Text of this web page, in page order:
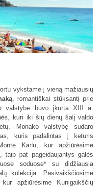
vykstame į vieną mažiausių
, romantiškai stūksantį prie
valstybė buvo įkurta XIII a.
kuri iki šių dienų šalį valdo
Monako valstybę sudaro
kuris padalintas į keturis
Karlu, kur apžiūrėsime
taip pat pageidaujantys galės
soduose* su didžiausia
kolekcija. Pasivaikščiosime
apžiūrėsime Kunigaikščių